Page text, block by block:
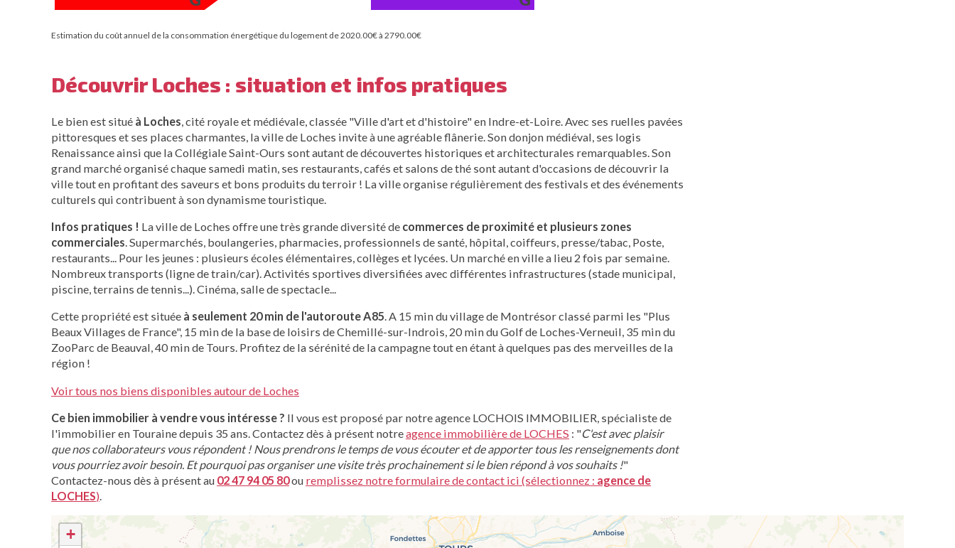
Estimation du coût annuel de la consommation énergétique du logement de 2020.00€ à 2790.00€
Découvrir Loches : situation et infos pratiques
Le bien est situé à Loches, cité royale et médiévale, classée "Ville d'art et d'histoire" en Indre-et-Loire. Avec ses ruelles pavées
pittoresques et ses places charmantes, la ville de Loches invite à une agréable flânerie. Son donjon médiéval, ses logis
Renaissance ainsi que la Collégiale Saint-Ours sont autant de découvertes historiques et architecturales remarquables. Son
grand marché organisé chaque samedi matin, ses restaurants, cafés et salons de thé sont autant d'occasions de découvrir la
ville tout en profitant des saveurs et bons produits du terroir ! La ville organise régulièrement des festivals et des événements
culturels qui contribuent à son dynamisme touristique.
Infos pratiques ! La ville de Loches offre une très grande diversité de commerces de proximité et plusieurs zones
commerciales. Supermarchés, boulangeries, pharmacies, professionnels de santé, hôpital, coiffeurs, presse/tabac, Poste,
restaurants... Pour les jeunes : plusieurs écoles élémentaires, collèges et lycées. Un marché en ville a lieu 2 fois par semaine.
Nombreux transports (ligne de train/car). Activités sportives diversifiées avec différentes infrastructures (stade municipal,
piscine, terrains de tennis...). Cinéma, salle de spectacle...
Cette propriété est située à seulement 20 min de l'autoroute A85. A 15 min du village de Montrésor classé parmi les "Plus
Beaux Villages de France", 15 min de la base de loisirs de Chemillé-sur-Indrois, 20 min du Golf de Loches-Verneuil, 35 min du
ZooParc de Beauval, 40 min de Tours. Profitez de la sérénité de la campagne tout en étant à quelques pas des merveilles de la
région !
Voir tous nos biens disponibles autour de Loches
Ce bien immobilier à vendre vous intéresse ? Il vous est proposé par notre agence LOCHOIS IMMOBILIER, spécialiste de
l'immobilier en Touraine depuis 35 ans. Contactez dès à présent notreagence immobilière de LOCHES : "C'est avec plaisir
que nos collaborateurs vous répondent ! Nous prendrons le temps de vous écouter et de apporter tous les renseignements dont
vous pourriez avoir besoin. Et pourquoi pas organiser une visite très prochainement si le bien répond à vos souhaits !"
Contactez-nous dès à présent au 02 47 94 05 80ou remplissez notre formulaire de contact ici (sélectionnez : agence de
LOCHES).
+